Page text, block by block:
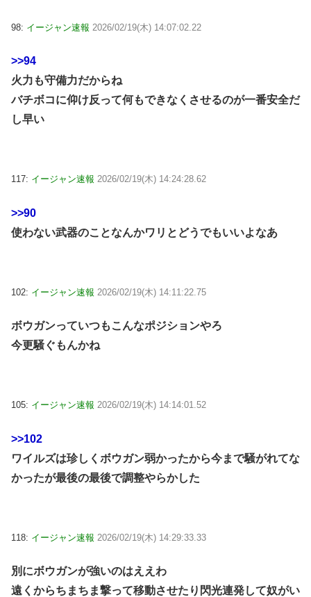
98: イージャン速報 2026/02/19(木) 14:07:02.22
>>94
火力も守備力だからね
バチボコに仰け反って何もできなくさせるのが一番安全だ
し早い
117: イージャン速報 2026/02/19(木) 14:24:28.62
>>90
使わない武器のことなんかワリとどうでもいいよなあ
102: イージャン速報 2026/02/19(木) 14:11:22.75
ボウガンっていつもこんなポジションやろ
今更騒ぐもんかね
105: イージャン速報 2026/02/19(木) 14:14:01.52
>>102
ワイルズは珍しくボウガン弱かったから今まで騒がれてな
かったが最後の最後で調整やらかした
118: イージャン速報 2026/02/19(木) 14:29:33.33
別にボウガンが強いのはええわ
遠くからちまちま撃って移動させたり閃光連発して奴がい